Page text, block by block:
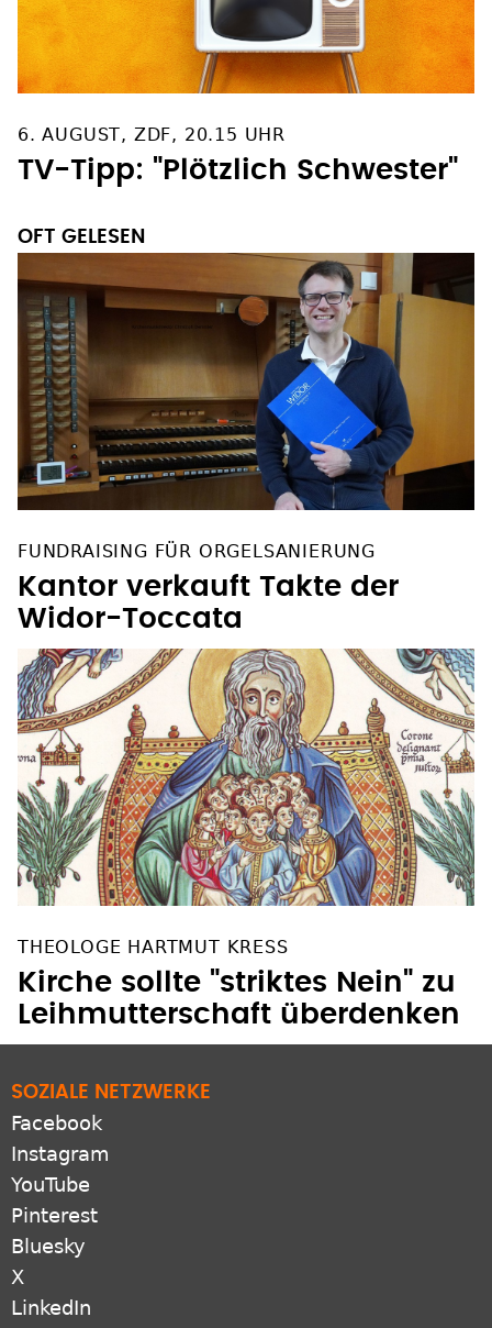
6. AUGUST, ZDF, 20.15 UHR
TV-Tipp: "Plötzlich Schwester"
OFT GELESEN
FUNDRAISING FÜR ORGELSANIERUNG
Kantor verkauft Takte der
Widor-Toccata
THEOLOGE HARTMUT KRESS
Kirche sollte "striktes Nein" zu
Leihmutterschaft überdenken
SOZIALE NETZWERKE
Facebook
Instagram
YouTube
Pinterest
Bluesky
X
LinkedIn